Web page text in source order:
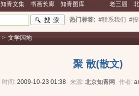
知青文集 书画长廊 知青图库
老三届
热门标签: #联系我们 #
> 文学园地
聚 散(散文)
时间: 2009-10-23 01:38 来源: 北京知青网 作者: